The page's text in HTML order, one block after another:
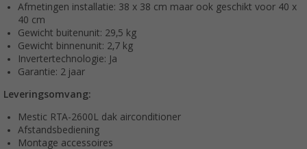
Afmetingen installatie: 38 x 38 cm maar ook geschikt voor 40 x
40 cm
Gewicht buitenunit: 29,5 kg
Gewicht binnenunit: 2,7 kg
Invertertechnologie: Ja
Garantie: 2 jaar
Leveringsomvang:
Mestic RTA-2600L dak airconditioner
Afstandsbediening
Montage accessoires